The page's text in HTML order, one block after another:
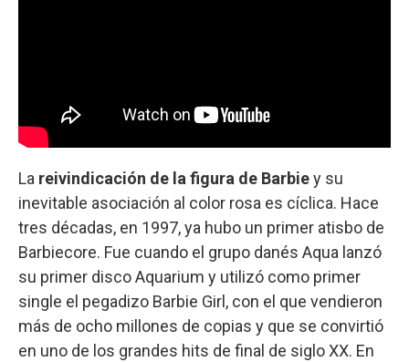
La reivindicación de la figura de Barbiey su
inevitable asociación al color rosa es cíclica. Hace
tres décadas, en 1997, ya hubo un primer atisbo de
Barbiecore. Fue cuando el grupo danés Aqua lanzó
su primer disco Aquarium y utilizó como primer
single el pegadizo Barbie Girl, con el que vendieron
más de ocho millones de copias y que se convirtió
en uno de los grandes hits de final de siglo XX. En